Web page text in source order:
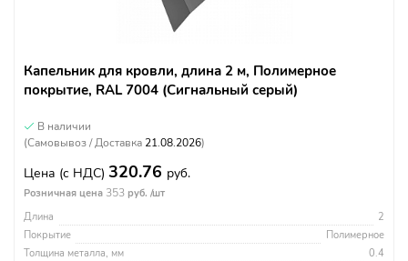
Капельник для кровли, длина 2 м, Полимерное
покрытие, RAL 7004 (Сигнальный серый)
В наличии
(Самовывоз / Доставка 21.08.2026)
Цена (с НДС) 320.76 руб.
Розничная цена 353 руб. /шт
Длина
2
Покрытие
Полимерное
Толщина металла, мм
0.4